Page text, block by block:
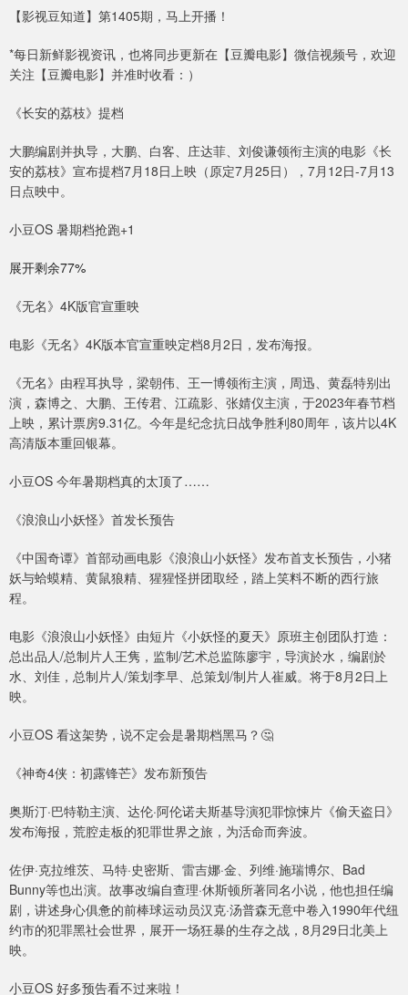
【影视豆知道】第1405期，马上开播！
*每日新鲜影视资讯，也将同步更新在【豆瓣电影】微信视频号，欢迎
关注【豆瓣电影】并准时收看：）
《长安的荔枝》提档
大鹏编剧并执导，大鹏、白客、庄达菲、刘俊谦领衔主演的电影《长
安的荔枝》宣布提档7月18日上映（原定7月25日），7月12日-7月13
日点映中。
小豆OS 暑期档抢跑+1
展开剩余77%
《无名》4K版官宣重映
电影《无名》4K版本官宣重映定档8月2日，发布海报。
《无名》由程耳执导，梁朝伟、王一博领衔主演，周迅、黄磊特别出
演，森博之、大鹏、王传君、江疏影、张婧仪主演，于2023年春节档
上映，累计票房9.31亿。今年是纪念抗日战争胜利80周年，该片以4K
高清版本重回银幕。
小豆OS 今年暑期档真的太顶了……
《浪浪山小妖怪》首发长预告
《中国奇谭》首部动画电影《浪浪山小妖怪》发布首支长预告，小猪
妖与蛤蟆精、黄鼠狼精、猩猩怪拼团取经，踏上笑料不断的西行旅
程。
电影《浪浪山小妖怪》由短片《小妖怪的夏天》原班主创团队打造：
总出品人/总制片人王隽，监制/艺术总监陈廖宇，导演於水，编剧於
水、刘佳，总制片人/策划李早、总策划/制片人崔威。将于8月2日上
映。
小豆OS 看这架势，说不定会是暑期档黑马？🤔
《神奇4侠：初露锋芒》发布新预告
奥斯汀·巴特勒主演、达伦·阿伦诺夫斯基导演犯罪惊悚片《偷天盗日》
发布海报，荒腔走板的犯罪世界之旅，为活命而奔波。
佐伊·克拉维茨、马特·史密斯、雷吉娜·金、列维·施瑞博尔、Bad
Bunny等也出演。故事改编自查理·休斯顿所著同名小说，他也担任编
剧，讲述身心俱惫的前棒球运动员汉克·汤普森无意中卷入1990年代纽
约市的犯罪黑社会世界，展开一场狂暴的生存之战，8月29日北美上
映。
小豆OS 好多预告看不过来啦！